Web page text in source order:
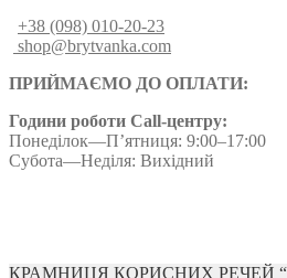
+38 (098) 010-20-23
shop@brytvanka.com
ПРИЙМАЄМО ДО ОПЛАТИ:
Години роботи Call-центру:
Понеділок—П’ятниця: 9:00–17:00
Субота—Неділя: Вихідний
КРАМНИЦЯ КОРИСНИХ РЕЧЕЙ